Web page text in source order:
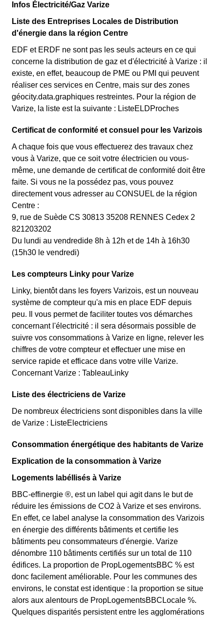
Infos Électricité/Gaz Varize
Liste des Entreprises Locales de Distribution
d'énergie dans la région Centre
EDF et ERDF ne sont pas les seuls acteurs en ce qui
concerne la distribution de gaz et d'électricité à Varize : il
existe, en effet, beaucoup de PME ou PMI qui peuvent
réaliser ces services en Centre, mais sur des zones
géocity.data.graphiques restreintes. Pour la région de
Varize, la liste est la suivante : ListeELDProches
Certificat de conformité et consuel pour les Varizois
A chaque fois que vous effectuerez des travaux chez
vous à Varize, que ce soit votre électricien ou vous-
même, une demande de certificat de conformité doit être
faite. Si vous ne la possédez pas, vous pouvez
directement vous adresser au CONSUEL de la région
Centre :
9, rue de Suède CS 30813 35208 RENNES Cedex 2
821203202
Du lundi au vendredide 8h à 12h et de 14h à 16h30
(15h30 le vendredi)
Les compteurs Linky pour Varize
Linky, bientôt dans les foyers Varizois, est un nouveau
système de compteur qu'a mis en place EDF depuis
peu. Il vous permet de faciliter toutes vos démarches
concernant l'électricité : il sera désormais possible de
suivre vos consommations à Varize en ligne, relever les
chiffres de votre compteur et effectuer une mise en
service rapide et efficace dans votre ville Varize.
Concernant Varize : TableauLinky
Liste des électriciens de Varize
De nombreux électriciens sont disponibles dans la ville
de Varize : ListeElectriciens
Consommation énergétique des habitants de Varize
Explication de la consommation à Varize
Logements labéllisés à Varize
BBC-effinergie ®, est un label qui agit dans le but de
réduire les émissions de CO2 à Varize et ses environs.
En effet, ce label analyse la consommation des Varizois
en énergie des différents bâtiments et certifie les
bâtiments peu consommateurs d'énergie. Varize
dénombre 110 bâtiments certifiés sur un total de 110
édifices. La proportion de PropLogementsBBC % est
donc facilement améliorable. Pour les communes des
environs, le constat est identique : la proportion se situe
alors aux alentours de PropLogementsBBCLocale %.
Quelques disparités persistent entre les agglomérations